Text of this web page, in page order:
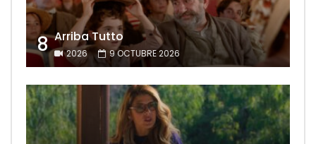
8 Arriba Tutto
2026 9 OCTUBRE 2026